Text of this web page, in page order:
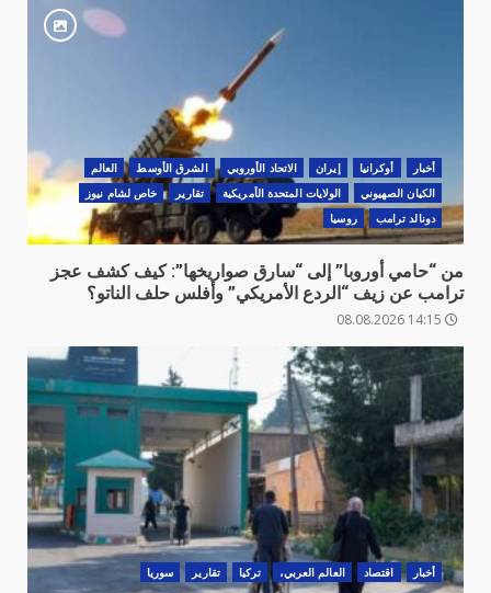
أخبار أوكرانيا ‏إيران الاتحاد الأوروبي الشرق الأوسط
العالم
الكيان الصهيوني
الولايات المتحدة الأمريكية تقارير
خاص لشام نيوز
دونالد ترامب
روسيا
من “حامي أوروبا” إلى “سارق صواريخها”: كيف كشف عجز
ترامب عن زيف “الردع الأمريكي” وأفلس حلف الناتو؟
أخبار اقتصاد العالم العربي، تركيا تقارير سوريا